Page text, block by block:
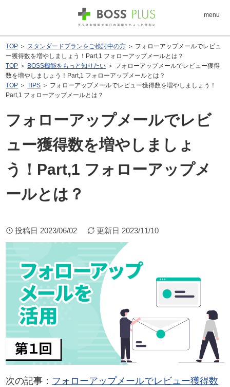
menu
TOP ＞ スタンダードプランをご検討中の方 ＞ フォローアップメールでレビュ
ー獲得数を増やしましょう！Part,1 フォローアップメールとは？
TOP ＞ BOSS機能をもっと知りたい ＞ フォローアップメールでレビュー獲得
数を増やしましょう！Part,1 フォローアップメールとは？
TOP ＞TIPS ＞ フォローアップメールでレビュー獲得数を増やしましょう！
Part,1 フォローアップメールとは？
フォローアップメールでレビ
ュー獲得数を増やしましょ
う！Part,1 フォローアップメ
ールとは？
投稿日 2023/06/02 更新日 2023/11/10
次の記事： フォローアップメールでレビュー獲得数